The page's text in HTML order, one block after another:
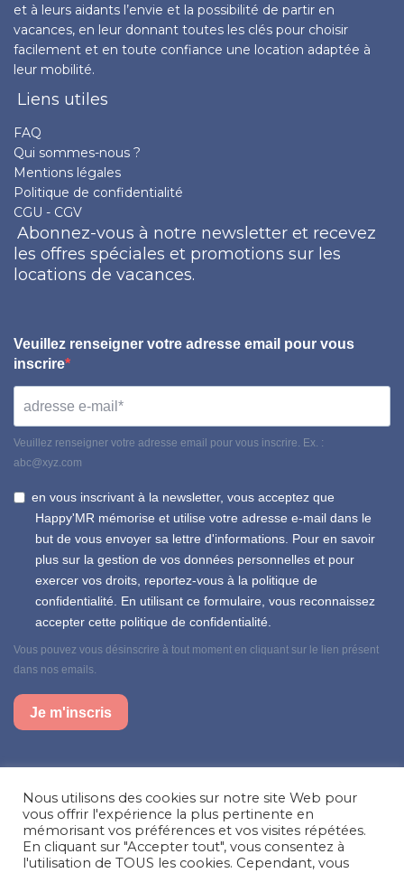
et à leurs aidants l’envie et la possibilité de partir en
vacances, en leur donnant toutes les clés pour choisir
facilement et en toute confiance une location adaptée à
leur mobilité.
Liens utiles
FAQ
Qui sommes-nous ?
Mentions légales
Politique de confidentialité
CGU - CGV
Abonnez-vous à notre newsletter et recevez
les offres spéciales et promotions sur les
locations de vacances.
Veuillez renseigner votre adresse email pour vous
inscrire
Veuillez renseigner votre adresse email pour vous inscrire. Ex. :
abc@xyz.com
en vous inscrivant à la newsletter, vous acceptez que
Happy'MR mémorise et utilise votre adresse e-mail dans le
but de vous envoyer sa lettre d'informations. Pour en savoir
plus sur la gestion de vos données personnelles et pour
exercer vos droits, reportez-vous à la politique de
confidentialité. En utilisant ce formulaire, vous reconnaissez
accepter cette politique de confidentialité.
Vous pouvez vous désinscrire à tout moment en cliquant sur le lien présent
dans nos emails.
Je m'inscris
Facebook
Instagram
LinkedIn
Besoin d’aide, une question ?
Nous utilisons des cookies sur notre site Web pour
vous offrir l'expérience la plus pertinente en
mémorisant vos préférences et vos visites répétées.
En cliquant sur "Accepter tout", vous consentez à
l'utilisation de TOUS les cookies. Cependant, vous